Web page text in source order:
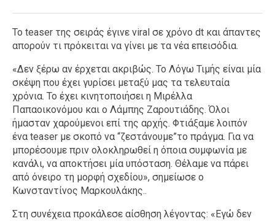
Το teaser της σειράς έγινε viral σε χρόνο dt και άπαντες
απορούν τι πρόκειται να γίνει με τα νέα επεισόδια.
«Δεν ξέρω αν έρχεται ακριβώς. Το Λόγω Τιμής είναι μία
σκέψη που έχει γυρίσει μεταξύ μας τα τελευταία
χρόνια. Το έχει κινητοποιήσει η Μιρέλλα
Παπαοικονόμου και ο Λάμπης Ζαρουτιάδης. Όλοι
ήμασταν χαρούμενοι επί της αρχής. Φτιάξαμε λοιπόν
ένα teaser με σκοπό να “ζεστάνουμε”το πράγμα. Για να
μπορέσουμε πριν ολοκληρωθεί η όποια συμφωνία με
κανάλι, να αποκτήσει μία υπόσταση. Θέλαμε να πάρει
από όνειρο τη μορφή σχεδίου», σημείωσε ο
Κωνσταντίνος Μαρκουλάκης..
Στη συνέχεια προκάλεσε αίσθηση λέγοντας: «Εγώ δεν